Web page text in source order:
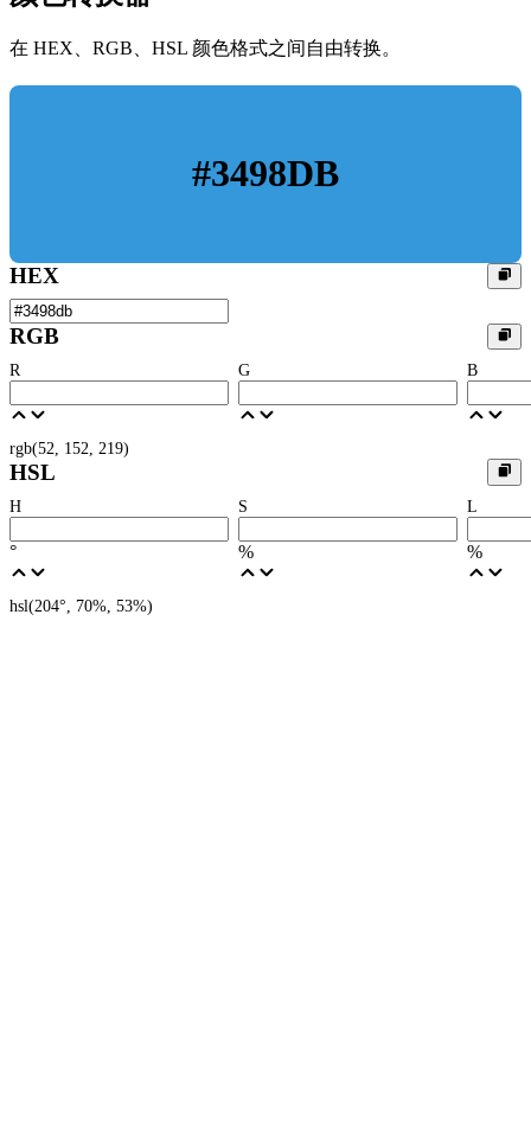
在 HEX、RGB、HSL 颜色格式之间自由转换。
#3498DB
HEX
RGB
R G B
rgb(52, 152, 219)
HSL
H
°
S
%
L
%
hsl(204°, 70%, 53%)